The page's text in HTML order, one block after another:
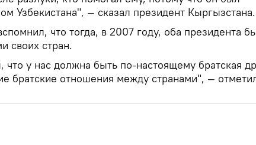
Узбекистана", — сказал президент Кыргызстана.
что тогда, в 2007 году, оба президента
своих стран.
что у нас должна быть по-настоящему братская
братские отношения между странами", —